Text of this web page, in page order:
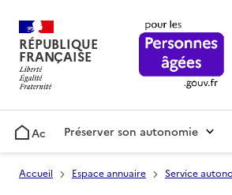
RÉPUBLIQUE
FRANÇAISE
AccueilPréserver son autonomie
Accueil Espace annuaire Service